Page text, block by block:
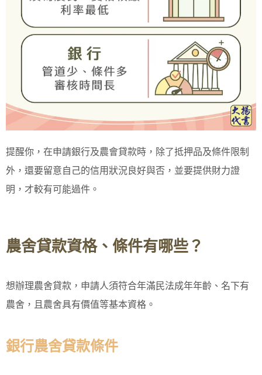
提醒你，在申請銀行及農會貸款時，除了抵押品及條件限制
外，還要留意自己的信用狀況良好與否，並要提供財力證
明，才較有可能過件。
農舍貸款資格、條件有哪些？
想辦理農舍貸款，申請人須符合年滿民法成年年齡、名下有
農舍，且農舍具有價值等基本資格。
銀行農舍貸款條件